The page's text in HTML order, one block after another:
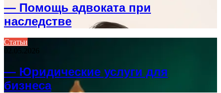
— Помощь адвоката при
наследстве
Статьи
— Юридические услуги для
бизнеса